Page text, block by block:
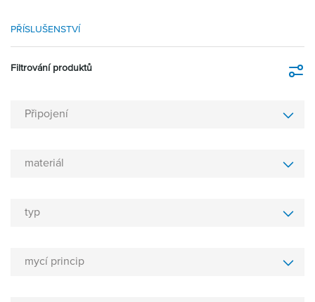
PŘÍSLUŠENSTVÍ
Filtrování produktů
Připojení
materiál
typ
mycí princip